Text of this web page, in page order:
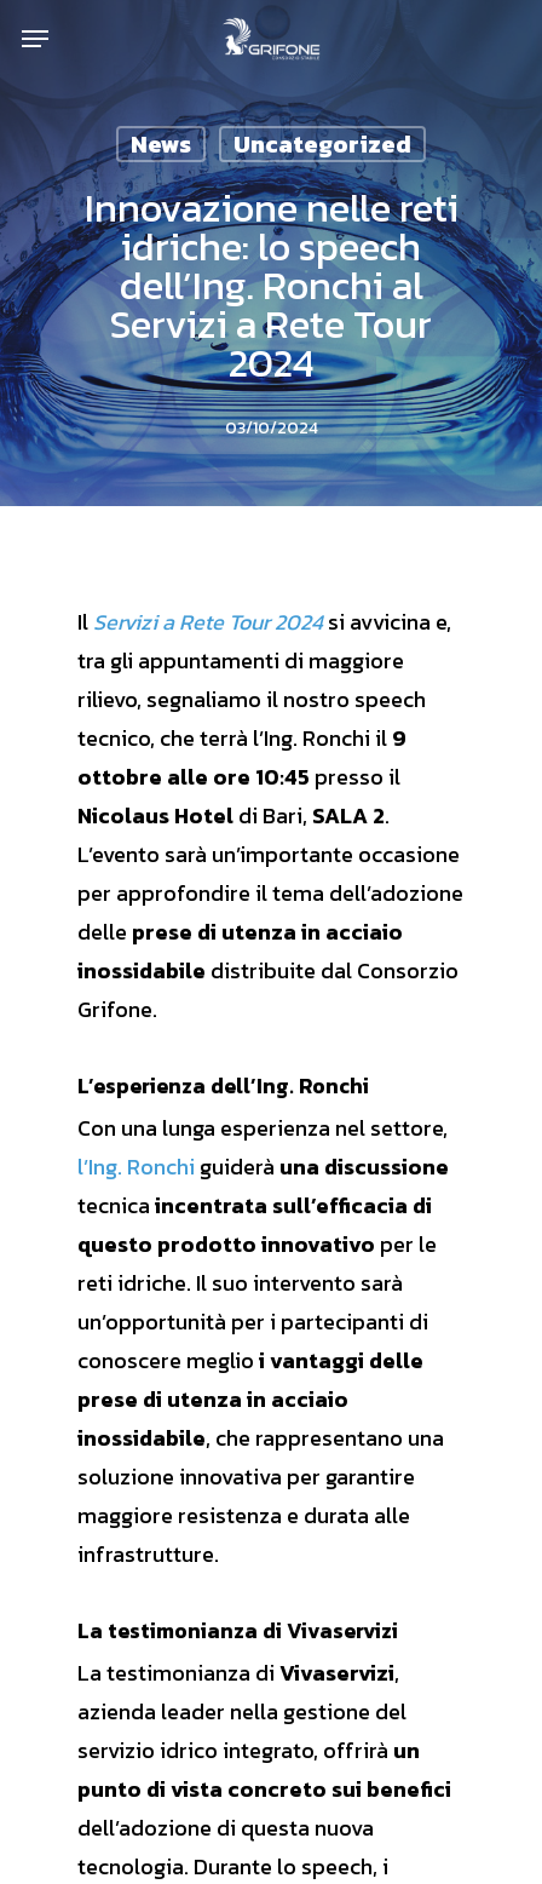
content
Menu
News Uncategorized
Innovazione nelle reti
idriche: lo speech
dell’Ing. Ronchi al
Servizi a Rete Tour
2024
03/10/2024
IlServizi a Rete Tour 2024si avvicina e,
tra gli appuntamenti di maggiore
rilievo, segnaliamo il nostro speech
tecnico, che terrà l’Ing. Ronchi il9
ottobre alle ore 10:45 presso il
Nicolaus Hoteldi Bari, SALA 2.
L’evento sarà un’importante occasione
per approfondire il tema dell’adozione
delle prese di utenza in acciaio
inossidabile distribuite dal Consorzio
Grifone.
L’esperienza dell’Ing. Ronchi
Con una lunga esperienza nel settore,
l’Ing. Ronchi guiderà una discussione
tecnicaincentrata sull’efficacia di
questo prodotto innovativo per le
reti idriche. Il suo intervento sarà
un’opportunità per i partecipanti di
conoscere meglioi vantaggi delle
prese di utenza in acciaio
inossidabile, che rappresentano una
soluzione innovativa per garantire
maggiore resistenza e durata alle
infrastrutture.
La testimonianza di Vivaservizi
La testimonianza diVivaservizi,
azienda leader nella gestione del
servizio idrico integrato, offrirà un
punto di vista concreto sui benefici
dell’adozione di questa nuova
tecnologia. Durante lo speech, i